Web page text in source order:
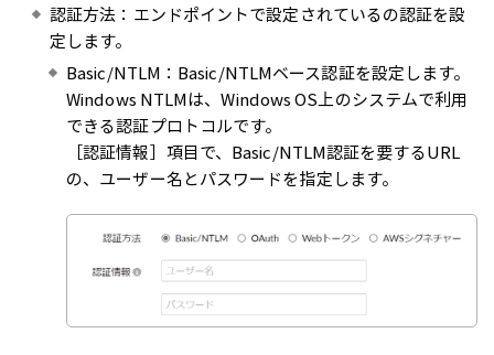
認証方法：エンドポイントで設定されているの認証を設
定します。
Basic/NTLM：Basic/NTLMベース認証を設定します。
Windows NTLMは、Windows OS上のシステムで利用
できる認証プロトコルです。
［認証情報］項目で、Basic/NTLM認証を要するURL
の、ユーザー名とパスワードを指定します。